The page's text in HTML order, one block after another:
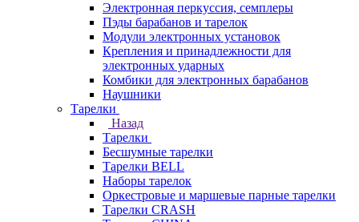
Электронная перкуссия, семплеры
Пэды барабанов и тарелок
Модули электронных установок
Крепления и принадлежности для
электронных ударных
Комбики для электронных барабанов
Наушники
Тарелки
Назад
Тарелки
Бесшумные тарелки
Тарелки BELL
Наборы тарелок
Оркестровые и маршевые парные тарелки
Тарелки CRASH